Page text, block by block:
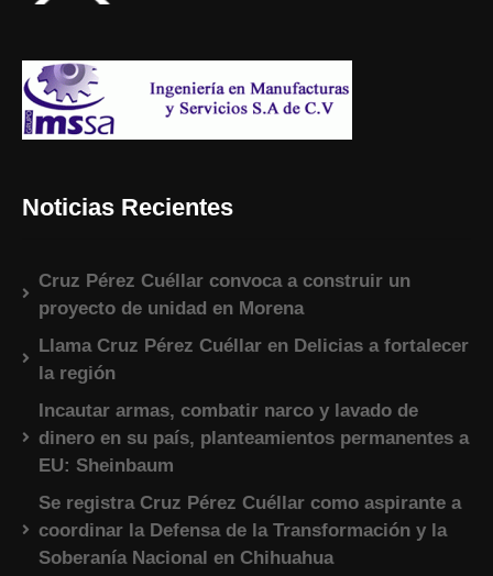
Noticias Recientes
Cruz Pérez Cuéllar convoca a construir un
proyecto de unidad en Morena
Llama Cruz Pérez Cuéllar en Delicias a fortalecer
la región
Incautar armas, combatir narco y lavado de
dinero en su país, planteamientos permanentes a
EU: Sheinbaum
Se registra Cruz Pérez Cuéllar como aspirante a
coordinar la Defensa de la Transformación y la
Soberanía Nacional en Chihuahua